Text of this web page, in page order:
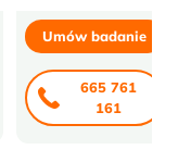
Umów badanie
665 761
161